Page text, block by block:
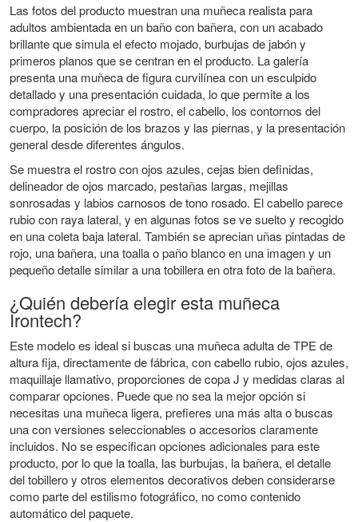
Las fotos del producto muestran una muñeca realista para
adultos ambientada en un baño con bañera, con un acabado
brillante que simula el efecto mojado, burbujas de jabón y
primeros planos que se centran en el producto. La galería
presenta una muñeca de figura curvilínea con un esculpido
detallado y una presentación cuidada, lo que permite a los
compradores apreciar el rostro, el cabello, los contornos del
cuerpo, la posición de los brazos y las piernas, y la presentación
general desde diferentes ángulos.
Se muestra el rostro con ojos azules, cejas bien definidas,
delineador de ojos marcado, pestañas largas, mejillas
sonrosadas y labios carnosos de tono rosado. El cabello parece
rubio con raya lateral, y en algunas fotos se ve suelto y recogido
en una coleta baja lateral. También se aprecian uñas pintadas de
rojo, una bañera, una toalla o paño blanco en una imagen y un
pequeño detalle similar a una tobillera en otra foto de la bañera.
¿Quién debería elegir esta muñeca
Irontech?
Este modelo es ideal si buscas una muñeca adulta de TPE de
altura fija, directamente de fábrica, con cabello rubio, ojos azules,
maquillaje llamativo, proporciones de copa J y medidas claras al
comparar opciones. Puede que no sea la mejor opción si
necesitas una muñeca ligera, prefieres una más alta o buscas
una con versiones seleccionables o accesorios claramente
incluidos. No se especifican opciones adicionales para este
producto, por lo que la toalla, las burbujas, la bañera, el detalle
del tobillero y otros elementos decorativos deben considerarse
como parte del estilismo fotográfico, no como contenido
automático del paquete.